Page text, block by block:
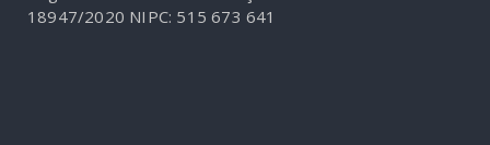
18947/2020 NIPC: 515 673 641